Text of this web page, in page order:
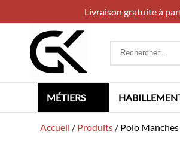
Livraison gratuite à
Rechercher
MÉTIERS
Accueil / Produits / Polo